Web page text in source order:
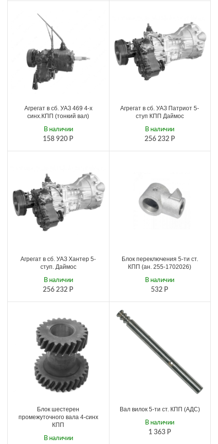
Агрегат в сб. УАЗ 469 4-х
синх.КПП (тонкий вал)
158 920 Р
В наличии
Агрегат в сб. УАЗ Патриот 5-
ступ КПП Даймос
256 232 Р
В наличии
Агрегат в сб. УАЗ Хантер 5-
ступ. Даймос
256 232 Р
В наличии
Блок переключения 5-ти ст.
КПП (ан. 255-1702026)
532 Р
В наличии
Блок шестерен
промежуточного вала 4-синх
КПП
В наличии
Вал вилок 5-ти ст. КПП (АДС)
1 363 Р
В наличии